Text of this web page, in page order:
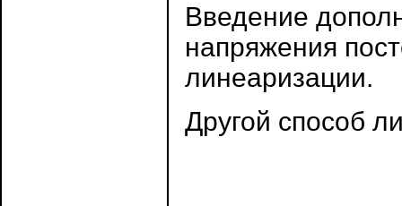
Введение
напряжения
линеаризации.
Другой способ